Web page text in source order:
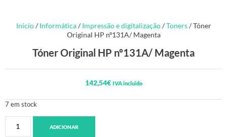
Início/ Informática/ Impressão e digitalização/Toners/ Tóner
Original HP nº131A/ Magenta
Tóner Original HP nº131A/ Magenta
142,54€ IVA incluido
7 em stock
ADICIONAR